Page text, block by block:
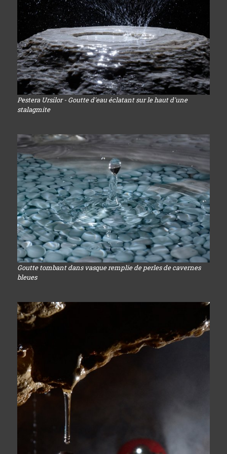
Pestera Ursilor - Goutte d'eau éclatant sur le haut d'une
stalagmite
Goutte tombant dans vasque remplie de perles de cavernes
bleues